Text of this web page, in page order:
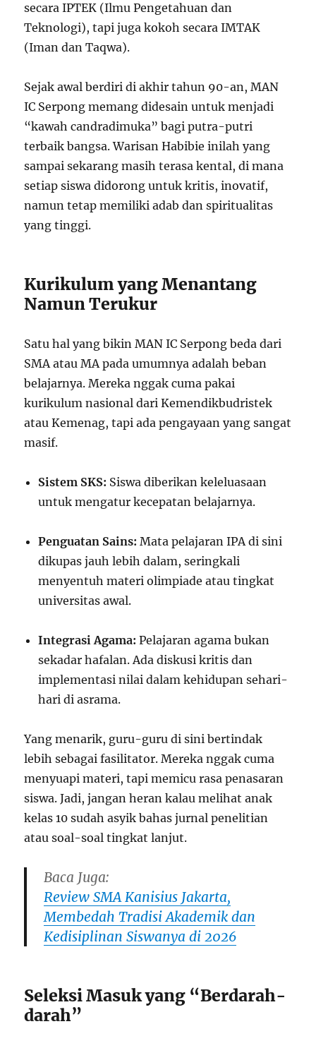
secara IPTEK (Ilmu Pengetahuan dan
Teknologi), tapi juga kokoh secara IMTAK
(Iman dan Taqwa).
Sejak awal berdiri di akhir tahun 90-an, MAN
IC Serpong memang didesain untuk menjadi
“kawah candradimuka” bagi putra-putri
terbaik bangsa. Warisan Habibie inilah yang
sampai sekarang masih terasa kental, di mana
setiap siswa didorong untuk kritis, inovatif,
namun tetap memiliki adab dan spiritualitas
yang tinggi.
Kurikulum yang Menantang
Namun Terukur
Satu hal yang bikin MAN IC Serpong beda dari
SMA atau MA pada umumnya adalah beban
belajarnya. Mereka nggak cuma pakai
kurikulum nasional dari Kemendikbudristek
atau Kemenag, tapi ada pengayaan yang sangat
masif.
Sistem SKS: Siswa diberikan keleluasaan
untuk mengatur kecepatan belajarnya.
Penguatan Sains: Mata pelajaran IPA di sini
dikupas jauh lebih dalam, seringkali
menyentuh materi olimpiade atau tingkat
universitas awal.
Integrasi Agama: Pelajaran agama bukan
sekadar hafalan. Ada diskusi kritis dan
implementasi nilai dalam kehidupan sehari-
hari di asrama.
Yang menarik, guru-guru di sini bertindak
lebih sebagai fasilitator. Mereka nggak cuma
menyuapi materi, tapi memicu rasa penasaran
siswa. Jadi, jangan heran kalau melihat anak
kelas 10 sudah asyik bahas jurnal penelitian
atau soal-soal tingkat lanjut.
Baca Juga:
Review SMA Kanisius Jakarta,
Membedah Tradisi Akademik dan
Kedisiplinan Siswanya di 2026
Seleksi Masuk yang “Berdarah-
darah”